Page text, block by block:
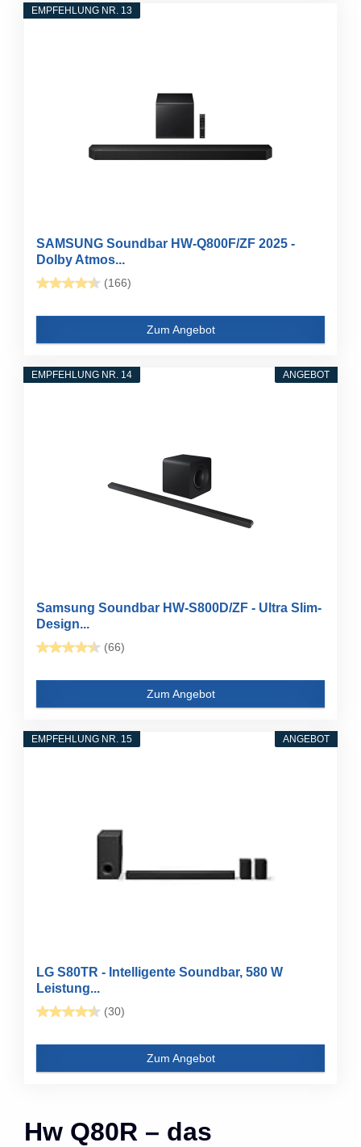
EMPFEHLUNG NR. 13
SAMSUNG Soundbar HW-Q800F/ZF 2025 -
Dolby Atmos...
(166)
Zum Angebot
ANGEBOT
EMPFEHLUNG NR. 14
Samsung Soundbar HW-S800D/ZF - Ultra Slim-
Design...
(66)
Zum Angebot
ANGEBOT
EMPFEHLUNG NR. 15
LG S80TR - Intelligente Soundbar, 580 W
Leistung...
(30)
Zum Angebot
Hw Q80R – das